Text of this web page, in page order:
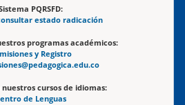
PQRSFD:
estado radicación
programas académicos:
y Registro
cursos de idiomas:
de Lenguas